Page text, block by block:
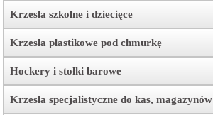
Krzesła szkolne i dziecięce
Krzesła plastikowe pod chmurkę
Hockery i stołki barowe
Krzesła specjalistyczne do kas, magazynów